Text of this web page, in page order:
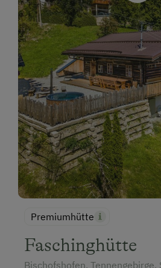
Premiumhütte
Faschinghütte
Bischofshofen, Tennengebirge,